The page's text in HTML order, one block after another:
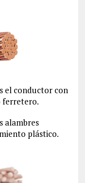
el conductor con
ferretero.
alambres
plástico.